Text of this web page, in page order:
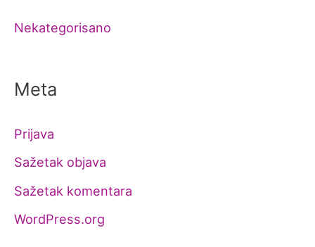
Nekategorisano
Meta
Prijava
Sažetak objava
Sažetak komentara
WordPress.org